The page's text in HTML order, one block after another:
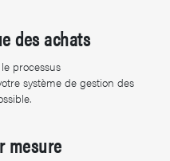
des achats
processus
système de gestion des
mesure